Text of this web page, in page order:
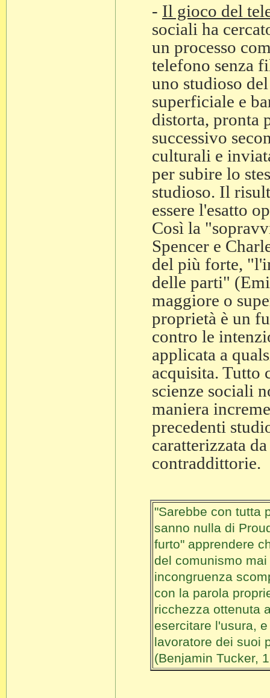
- Il gioco del
sociali ha
un processo
telefono senza
uno studioso
superficiale e
distorta, pronta
successivo
culturali e
per subire lo
studioso. Il
essere l'esatto
Così la
Spencer e
del più forte,
delle parti"
maggiore o
proprietà è un
contro le
applicata a
acquisita. Tutto
scienze sociali
maniera
precedenti
caratterizzata
contraddittorie.
"Sarebbe con tutta
sanno nulla di
furto" apprendere
del comunismo
incongruenza
con la parola
ricchezza ottenuta
esercitare l'usura,
lavoratore dei suoi
(Benjamin Tucker,